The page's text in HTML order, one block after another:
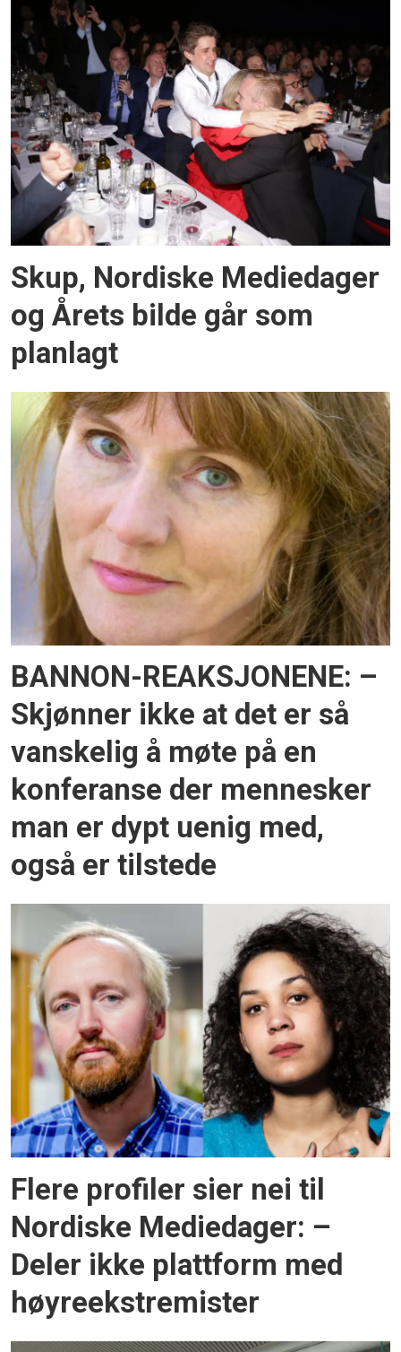
Skup, Nordiske Mediedager
og Årets bilde går som
planlagt
BANNON-REAKSJONENE: –
Skjønner ikke at det er så
vanskelig å møte på en
konferanse der mennesker
man er dypt uenig med,
også er tilstede
Flere profiler sier nei til
Nordiske Mediedager: –
Deler ikke plattform med
høyreekstremister